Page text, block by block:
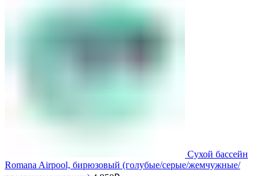
Сухой бассейн
Romana Airpool, бирюзовый (голубые/серые/жемчужные/